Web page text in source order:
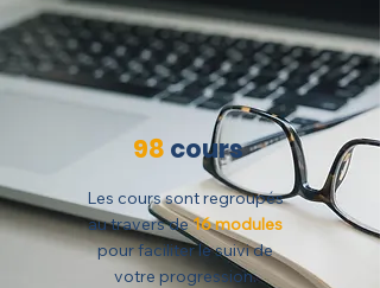
98 cours
Les cours sont regroupés
au travers de16 modules
pour faciliter le suivi de
votre progression.